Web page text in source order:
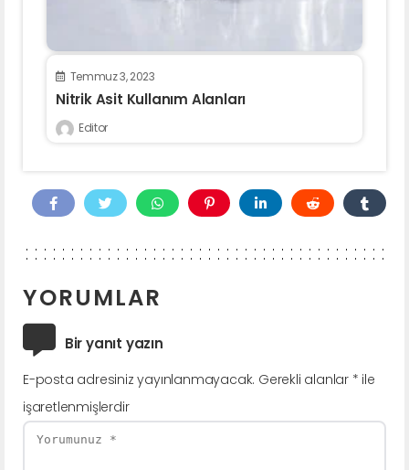
Temmuz 3, 2023
Nitrik Asit Kullanım Alanları
Editor
YORUMLAR
Bir yanıt yazın
E-posta adresiniz yayınlanmayacak. Gerekli alanlar * ile
işaretlenmişlerdir